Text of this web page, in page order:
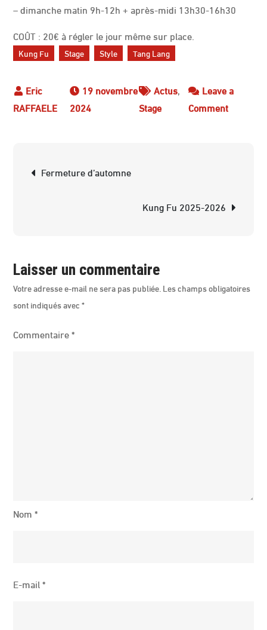
– dimanche matin 9h-12h + après-midi 13h30-16h30
COÛT : 20€ à régler le jour même sur place.
Kung Fu Stage Style Tang Lang
19 novembre
2024
Actus,
Stage
Leave a
Commenton
de
Fermeture d’automne
Kung Fu 2025-2026
Laisser un commentaire
Votre adresse e-mail ne sera pas publiée. Les champs obligatoires
sont indiqués avec*
Commentaire*
Nom*
E-mail*